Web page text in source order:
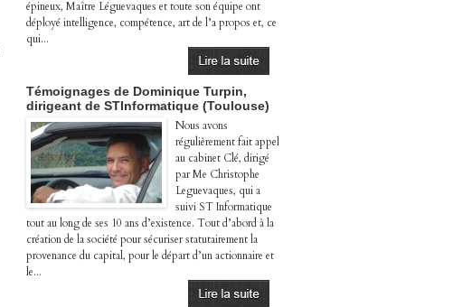
épineux, Maître Léguevaques et toute son équipe ont
déployé intelligence, compétence, art de l’a propos et, ce
qui...
Témoignages de Dominique Turpin,
dirigeant de STInformatique (Toulouse)
Nous avons
régulièrement fait appel
au cabinet Clé, dirigé
par Me Christophe
Leguevaques, qui a
suivi ST Informatique
tout au long de ses 10 ans d’existence. Tout d’abord à la
création de la société pour sécuriser statutairement la
provenance du capital, pour le départ d’un actionnaire et
le...